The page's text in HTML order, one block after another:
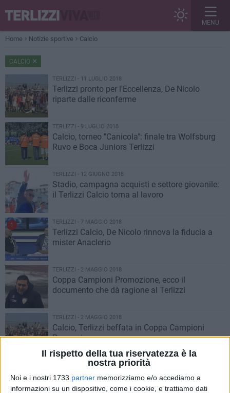
Il rispetto della tua riservatezza è la
nostra priorità
Noi e i nostri 1733 partner memorizziamo e/o accediamo a
informazioni su un dispositivo, come i cookie, e trattiamo dati
MENU
Home Notizie sportive Calcio
CALCIO
TERLIZZI - 11 LUGLIO 2018
Terlizzi pronto per l'Eccellenza, De Nicolo
riparte dalle riconferme
TERLIZZI - 9 LUGLIO 2018
Calcio, torneo "Canicola": finale tra Wolfsburg
Ruvo e Boca Juniors Terlizzi
TERLIZZI - 12 GIUGNO 2018
Stadio, campagna acquisti e settore giovanile:
il Terlizzi Calcio torna al lavoro
1 TERLIZZI - 7 MAGGIO 2018
Terlizzi Calcio, De Nicolo rinnova la fiducia a
mister Anaclerio
TERLIZZI - 2 MAGGIO 2018
Coppa Campioni Promozione, ecco il
documento che dà ragione al Terlizzi
TERLIZZI - 2 MAGGIO 2018
Calcio, Terlizzi beffata in Coppa Campioni
Promozione
TERLIZZI - 22 APRILE 2018
«Terlizzi prima anche nel calcio, simbolo di
una città che cresce»